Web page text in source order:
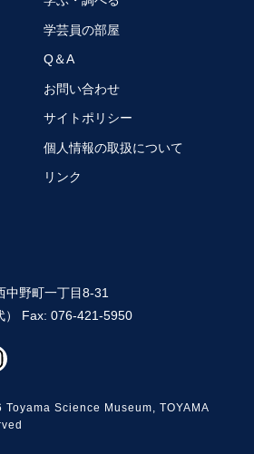
野町一丁目8-31
） Fax: 076-421-5950
学芸員の部屋
Q＆A
お問い合わせ
サイトポリシー
個人情報の取扱について
リンク
Science Museum, TOYAMA